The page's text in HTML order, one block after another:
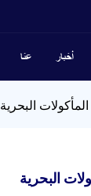
عنا أخبار
البحرية
البحرية